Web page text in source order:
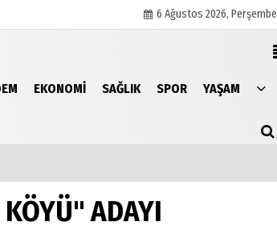
6 Ağustos 2026, Perşembe
EKONOMI SAĞLIK SPOR YAŞAM
Künye
ADAYI